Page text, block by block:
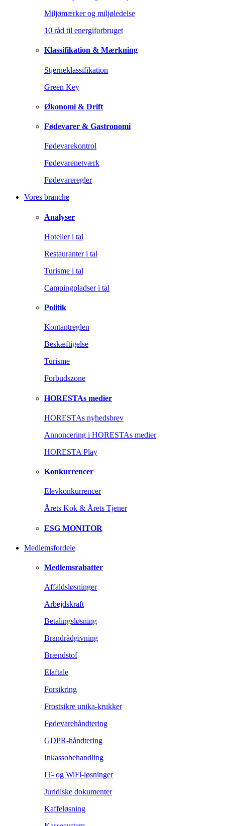
Miljømærker og miljøledelse
10 råd til energiforbruget
Klassifikation & Mærkning
Stjerneklassifikation
Green Key
Økonomi & Drift
Fødevarer & Gastronomi
Fødevarekontrol
Fødevarenetværk
Fødevareregler
Vores branche
Analyser
Hoteller i tal
Restauranter i tal
Turisme i tal
Campingpladser i tal
Politik
Kontantreglen
Beskæftigelse
Turisme
Forbudszone
HORESTAs medier
HORESTAs nyhedsbrev
Annoncering i HORESTAs medier
HORESTA Play
Konkurrencer
Elevkonkurrencer
Årets Kok & Årets Tjener
ESG MONITOR
Medlemsfordele
Medlemsrabatter
Affaldsløsninger
Arbejdskraft
Betalingsløsning
Brandrådgivning
Brændstof
Elaftale
Forsikring
Frostsikre unika-krukker
Fødevarehåndtering
GDPR-håndtering
Inkassobehandling
IT- og WiFi-løsninger
Juridiske dokumenter
Kaffeløsning